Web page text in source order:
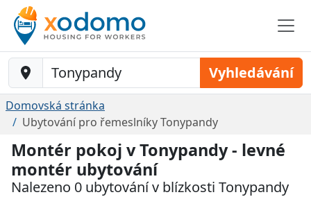
Baustelle-Location Vyhledávání
Domovská stránka
Ubytování pro řemeslníky Tonypandy
Montér pokoj v Tonypandy - levné
montér ubytování
Nalezeno 0 ubytování v blízkosti Tonypandy